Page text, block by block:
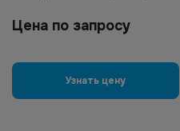
Цена по запросу
Узнать цену